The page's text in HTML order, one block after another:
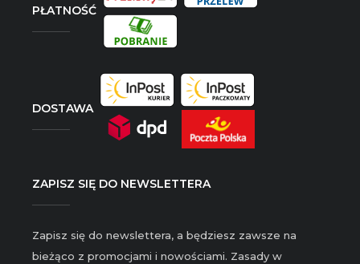
PŁATNOŚĆ
DOSTAWA
ZAPISZ SIĘ DO NEWSLETTERA
Zapisz się do newslettera, a będziesz zawsze na
bieżąco z promocjami i nowościami. Zasady w